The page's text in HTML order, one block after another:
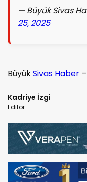
— Büyük Sivas
25, 2025
BüyükSivas Haber –
Kadriye İzgi
Editör